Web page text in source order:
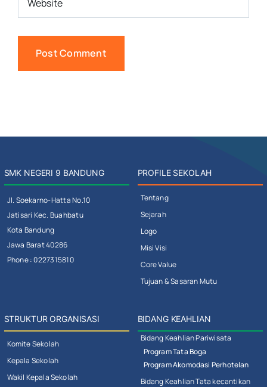
SMK NEGERI 9 BANDUNG
Jl. Soekarno-Hatta No.10
Jatisari Kec. Buahbatu
Kota Bandung
Jawa Barat 40286
Phone : 0227315810
PROFILE SEKOLAH
Tentang
Sejarah
Logo
Misi Visi
Core Value
Tujuan & Sasaran Mutu
STRUKTUR ORGANISASI
Komite Sekolah
Kepala Sekolah
Wakil Kepala Sekolah
BIDANG KEAHLIAN
Bidang Keahlian Pariwisata
Program Tata Boga
Program Akomodasi Perhotelan
Bidang Keahlian Tata kecantikan